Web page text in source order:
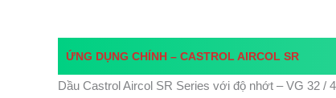
ỨNG DỤNG CHÍNH –CASTROL AIRCOLSR
Dầu Castrol Aircol SR Series với độ nhớt – VG 32 /